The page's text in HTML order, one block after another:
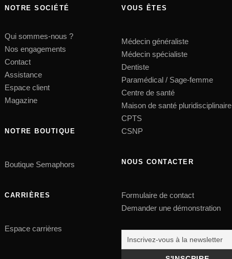
NOTRE SOCIÉTÉ
Qui sommes-nous ?
Nos engagements
Contact
Assistance
Espace client
Magazine
NOTRE BOUTIQUE
Boutique Semaphors
CARRIÈRES
Espace carrières
VOUS ÊTES
Médecin généraliste
Médecin spécialiste
Dentiste
Paramédical / Sage-femme
Centre de santé
Maison de santé pluridisciplinaire
CPTS
CSNP
NOUS CONTACTER
Formulaire de contact
Demander une démonstration